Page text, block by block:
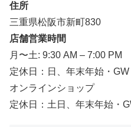
住所
三重県松阪市新町830
店舗営業時間
月〜土: 9:30 AM – 7:00 PM
定休日：日、年末年始・
オンラインショップ
定休日：土日、年末年始・